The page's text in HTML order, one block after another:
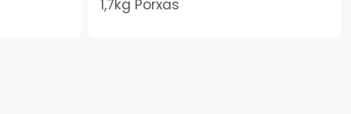
1,7kg Porxas